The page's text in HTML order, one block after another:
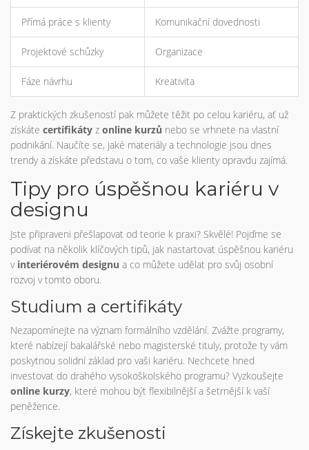
Přímá práce s klienty Komunikační dovednosti
Projektové schůzky Organizace
Fáze návrhu Kreativita
Z praktických zkušeností pak můžete těžit po celou kariéru, ať už
získáte certifikáty z online kurzů nebo se vrhnete na vlastní
podnikání. Naučíte se, jaké materiály a technologie jsou dnes
trendy a získáte představu o tom, co vaše klienty opravdu zajímá.
Tipy pro úspěšnou kariéru v
designu
Jste připraveni přešlapovat od teorie k praxi? Skvělé! Pojďme se
podívat na několik klíčových tipů, jak nastartovat úspěšnou kariéru
v interiérovém designu a co můžete udělat pro svůj osobní
rozvoj v tomto oboru.
Studium a certifikáty
Nezapomínejte na význam formálního vzdělání. Zvážte programy,
které nabízejí bakalářské nebo magisterské tituly, protože ty vám
poskytnou solidní základ pro vaši kariéru. Nechcete hned
investovat do drahého vysokoškolského programu? Vyzkoušejte
online kurzy, které mohou být flexibilnější a šetrnější k vaší
peněžence.
Získejte zkušenosti